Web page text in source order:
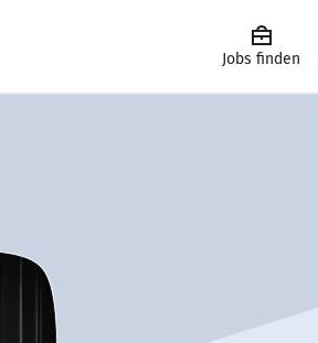
Jobs finden